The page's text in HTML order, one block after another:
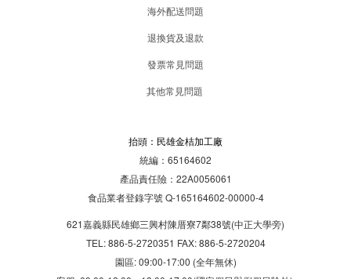
海外配送問題
退換貨及退款
發票常見問題
其他常見問題
抬頭：民雄金桔加工廠
統編：65164602
產品責任險：22A0056061
食品業者登錄字號 Q-165164602-00000-4
621嘉義縣民雄鄉三興村陳厝寮7鄰38號(中正大學旁)
TEL: 886-5-2720351 FAX: 886-5-2720204
園區: 09:00-17:00 (全年無休)